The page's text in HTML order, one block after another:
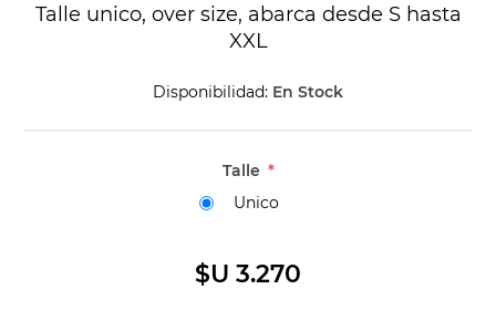
Talle unico, over size, abarca desde S hasta
XXL
Disponibilidad: En Stock
Talle *
Unico
$U 3.270